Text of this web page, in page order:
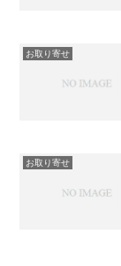
お取り寄せ
お取り寄せ